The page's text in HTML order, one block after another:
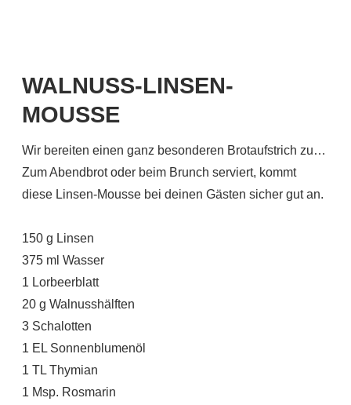
WALNUSS-LINSEN-
MOUSSE
Wir bereiten einen ganz besonderen Brotaufstrich zu…
Zum Abendbrot oder beim Brunch serviert, kommt
diese Linsen-Mousse bei deinen Gästen sicher gut an.
150 g Linsen
375 ml Wasser
1 Lorbeerblatt
20 g Walnusshälften
3 Schalotten
1 EL Sonnenblumenöl
1 TL Thymian
1 Msp. Rosmarin